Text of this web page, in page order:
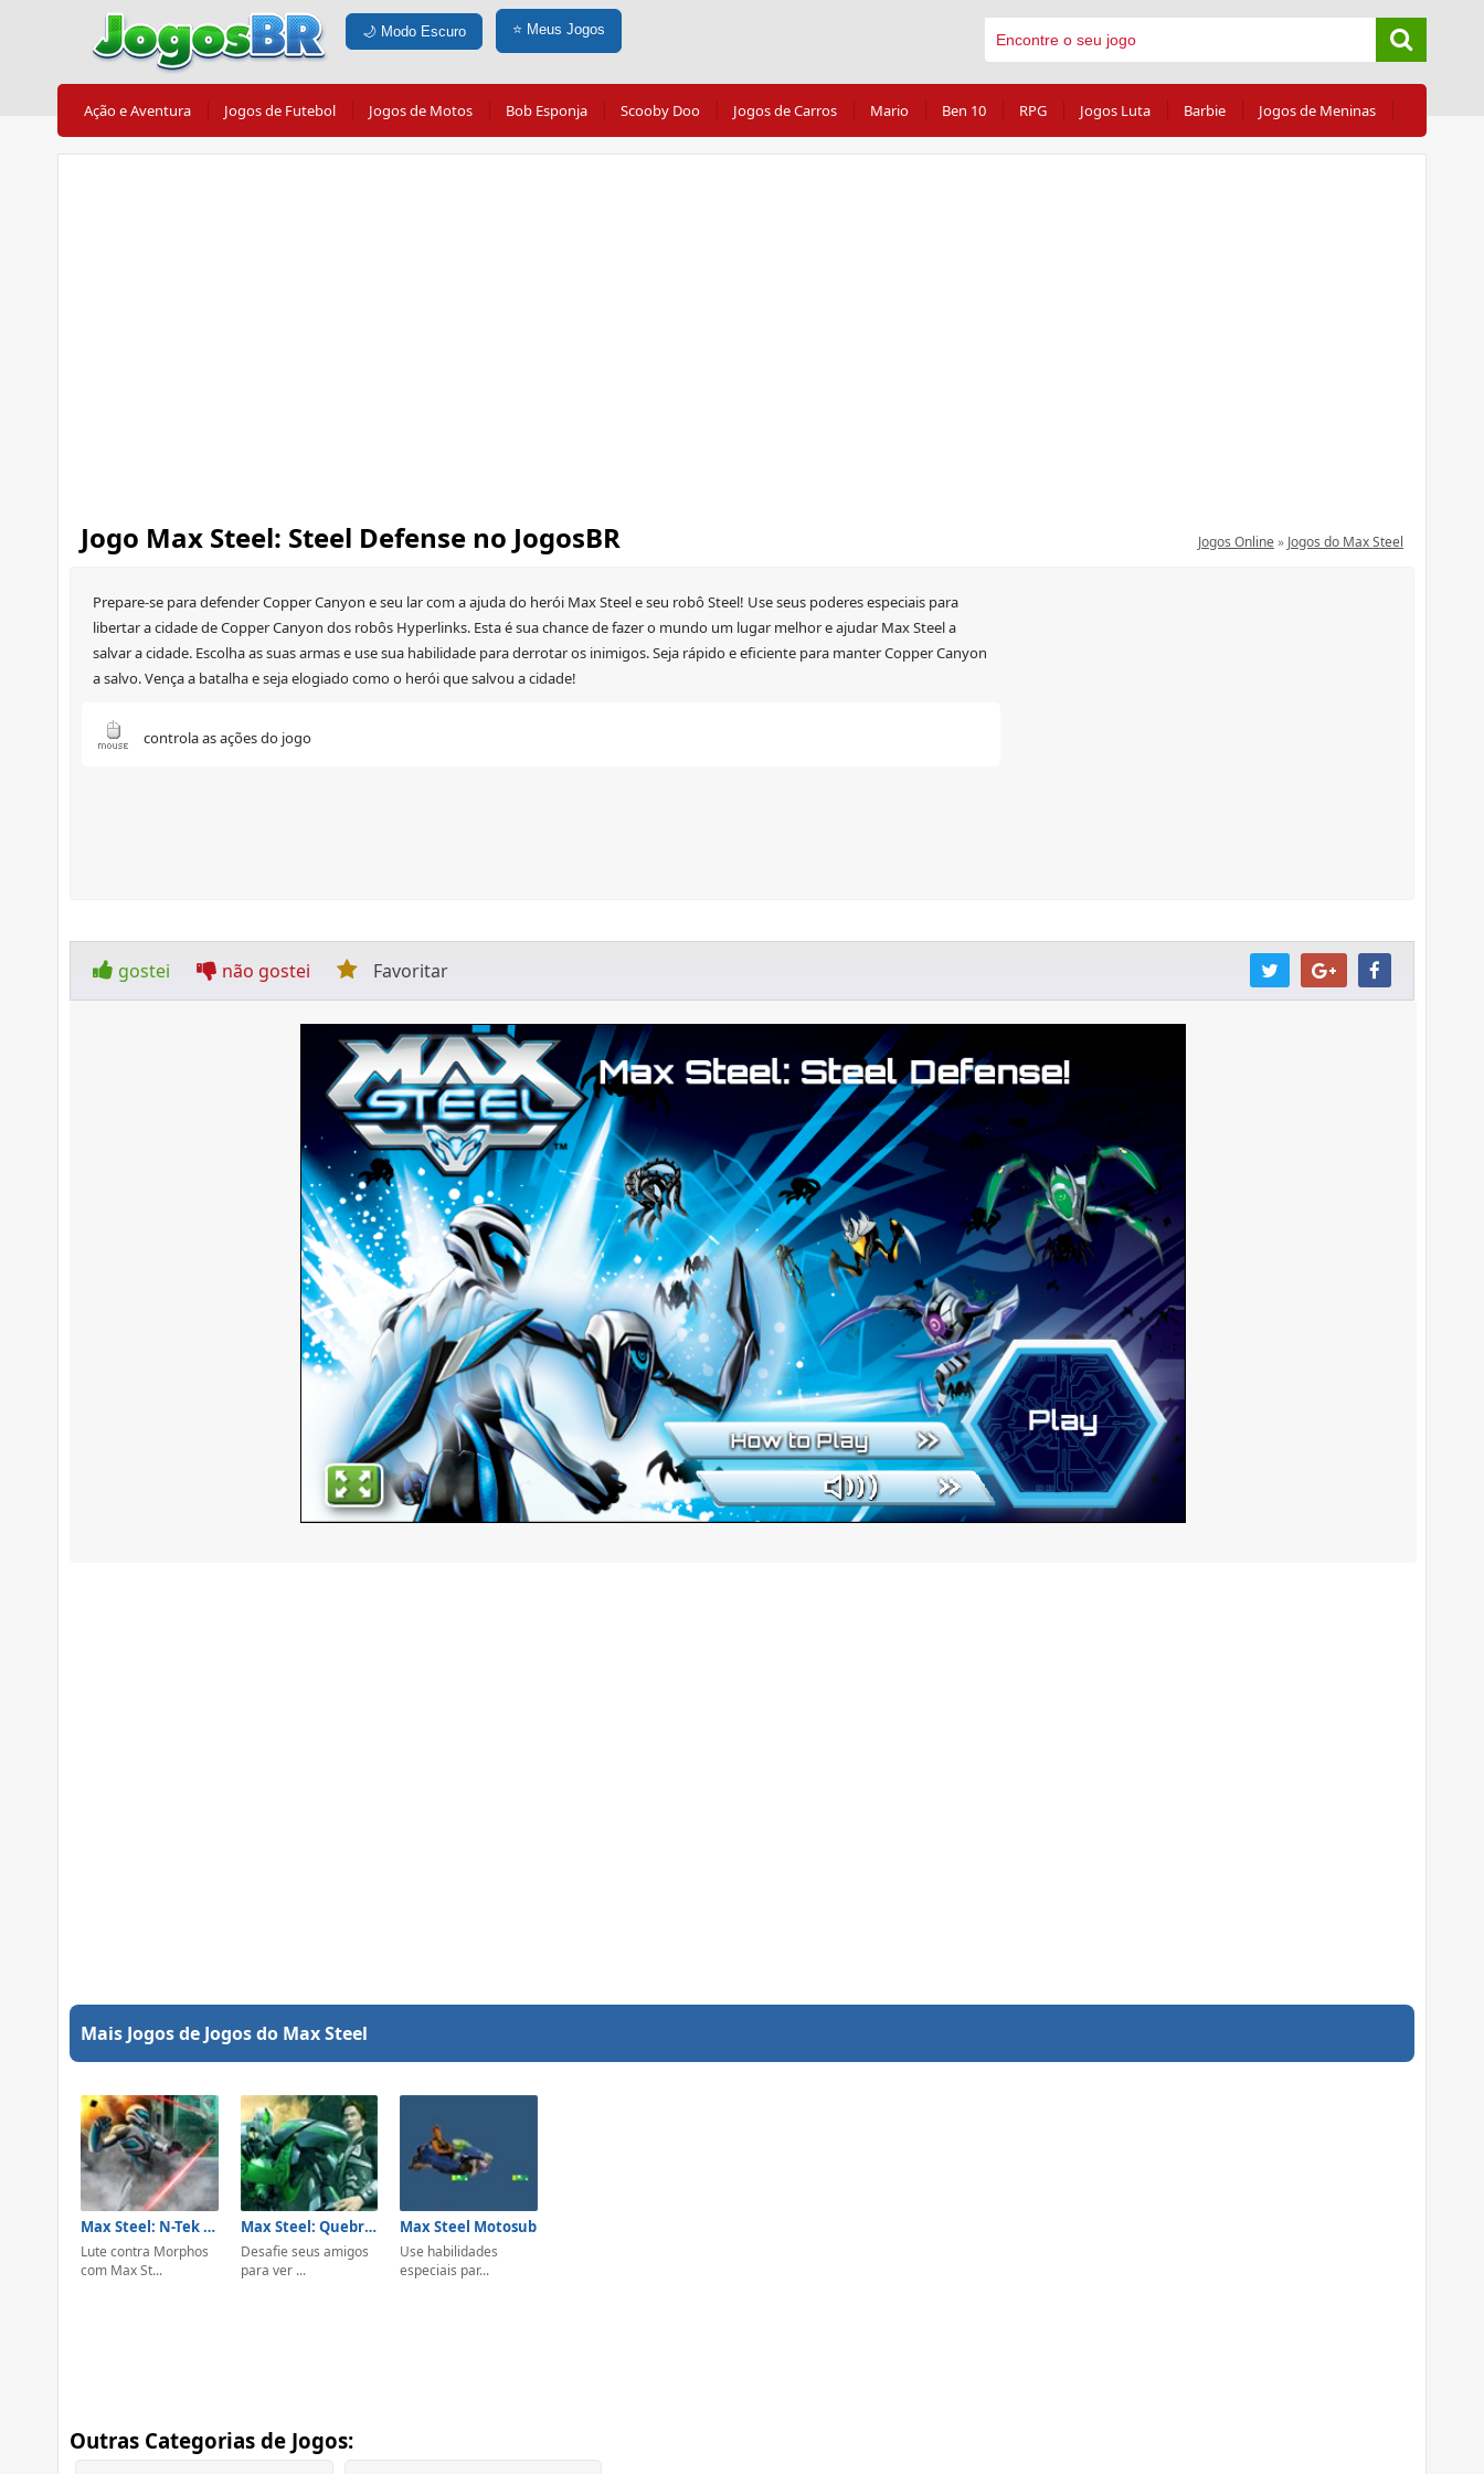
🌙 Modo Escuro ⭐ Meus Jogos
Ação e Aventura Jogos de Futebol Jogos de Motos Bob Esponja Scooby Doo Jogos de Carros Mario Ben 10 RPG Jogos Luta Barbie Jogos de Meninas
Jogo Max Steel: Steel Defense no JogosBR Jogos Online» Jogos do Max Steel
Prepare-se para defender Copper Canyon e seu lar com a ajuda do herói Max Steel e seu robô Steel! Use seus poderes especiais para
libertar a cidade de Copper Canyon dos robôs Hyperlinks. Esta é sua chance de fazer o mundo um lugar melhor e ajudar Max Steel a
salvar a cidade. Escolha as suas armas e use sua habilidade para derrotar os inimigos. Seja rápido e eficiente para manter Copper Canyon
a salvo. Vença a batalha e seja elogiado como o herói que salvou a cidade!
controla as ações do jogo
gostei não gostei Favoritar
Mais Jogos de Jogos do Max Steel
Max Steel: N-Tek Invasion
Lute contra Morphos
com Max St...
Max Steel: Quebra-Cabeça
Desafie seus amigos
para ver ...
Max Steel Motosub
Use habilidades
especiais par...
Outras Categorias de Jogos: